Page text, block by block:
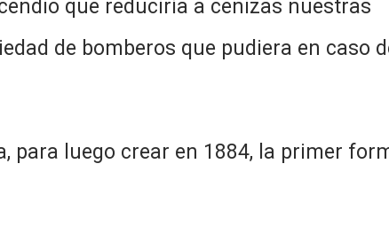
que reduciría a cenizas nuestras
de bomberos que pudiera en caso
para luego crear en 1884, la primer